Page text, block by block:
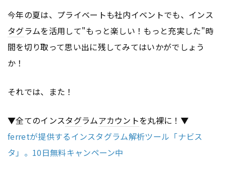
今年の夏は、プライベートも社内イベントでも、インス
タグラムを活用して"もっと楽しい！もっと充実した"時
間を切り取って思い出に残してみてはいかがでしょう
か！
それでは、また！
▼全てのインスタグラムアカウントを丸裸に！▼
ferretが提供するインスタグラム解析ツール「ナビス
タ」。10日無料キャンペーン中